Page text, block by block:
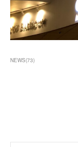
NEWS(73)